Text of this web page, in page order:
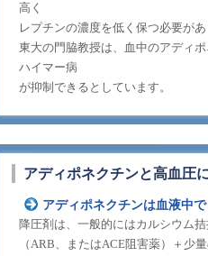
高く
レプチンの濃度を低く保つ必要があ
東大の門脇教授は、血中のアディ
ハイマー病
が抑制できるとしています。
アディポネクチンと高血圧
アディポネクチンは血液中
降圧剤は、一般的にはカルシウム
（ARB、またはACE阻害薬）＋少